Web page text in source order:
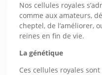
Nos cellules royales
comme aux amateurs,
cheptel, de l’améliorer,
reines en fin de vie.
La génétique
Ces cellules royales